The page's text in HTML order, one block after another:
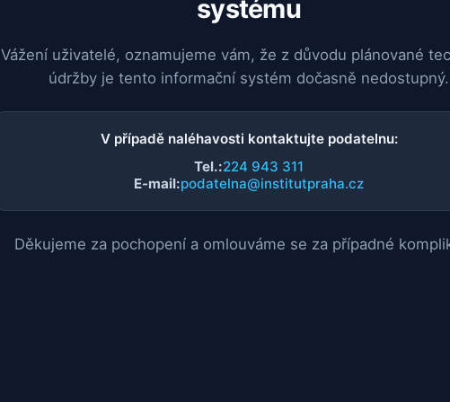
systému
Vážení uživatelé, oznamujeme vám, že z důvodu plánované
údržby je tento informační systém dočasně nedostupný.
V případě naléhavosti kontaktujte podatelnu:
Tel.:224 943 311
E-mail:podatelna@institutpraha.cz
Děkujeme za pochopení a omlouváme se za případné